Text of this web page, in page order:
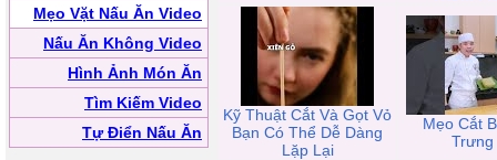
Mẹo Vặt Nấu Ăn Video
Nấu Ăn Không Video
Hình Ảnh Món Ăn
Tìm Kiếm Video
Tự Điển Nấu Ăn
Kỹ Thuật Cắt Và Gọt Vỏ
Bạn Có Thể Dễ Dàng
Lặp Lại
Mẹo Cắt
Trưng